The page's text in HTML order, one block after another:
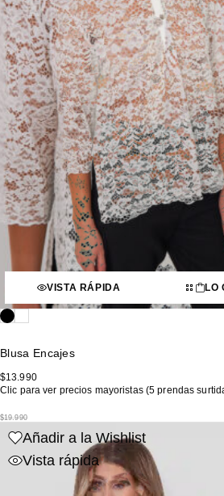
VISTA RÁPIDA LO
Blusa Encajes
$19.990
$13.990
Clic para ver precios mayoristas (5 prendas
Añadir a la Wishlist
Vista rápida